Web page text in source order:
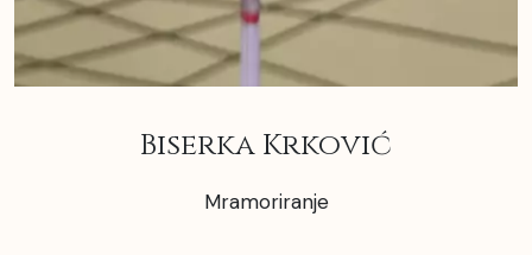
Biserka Krković
Mramoriranje